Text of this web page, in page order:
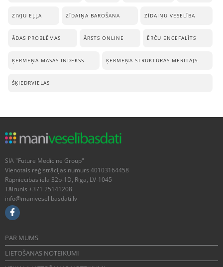
ZIVJU EĻĻA ZĪDAIŅA BAROŠANA ZĪDAIŅU VESELĪBA
ĀDAS PROBLĒMAS ĀRSTS ONLINE ĒRČU ENCEFALĪTS
ĶERMEŅA MASAS INDEKSS ĶERMEŅA STRUKTŪRAS MĒRĪTĀJS
ŠĶIEDRVIELAS
SIA "Future Medicine Group"
Vienotais reģistrācijas numurs 40103164458
Rūpniecības iela 32b-1D, Rīga, LV-1045
Tālrunis +371 25141208
info@maniveselibasdati.lv
PAR MUMS
LIETOŠANAS NOTEIKUMI